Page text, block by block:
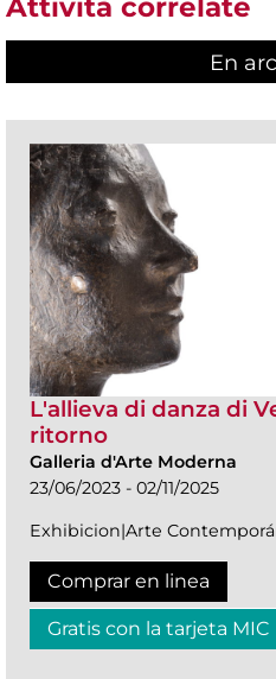
Attività correlate
En
L'allieva di danza di
ritorno
Galleria d'Arte Moderna
23/06/2023 - 02/11/2025
Exhibicion|Arte
Comprar en linea
Gratis con la tarjeta MIC